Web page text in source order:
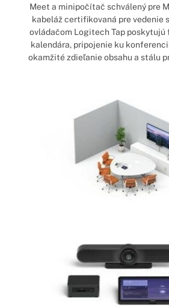
Meet a minipočítač schválený pre
kabeláž certifikovaná pre vedenie
ovládačom Logitech Tap
kalendára, pripojenie ku
okamžité zdieľanie obsahu a stálu